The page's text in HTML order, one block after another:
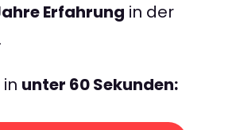
Erfahrung in der
unter 60 Sekunden: